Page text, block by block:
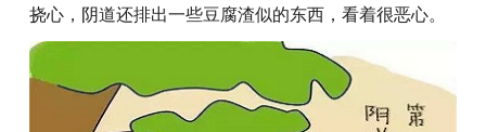
挠心，阴道还排出一些豆腐渣似的东西，看着很恶心。